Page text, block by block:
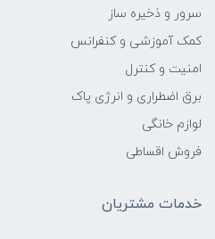
سرور و ذخیره ساز
کمک آموزشی و کنفرانس
امنیت و کنترل
برق اضطراری و انرژی پاک
لوازم خانگی
فروش اقساطی
خدمات مشتریان